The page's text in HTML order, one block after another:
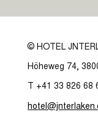
© HOTEL
Höheweg 74,
T +41 33 826 68